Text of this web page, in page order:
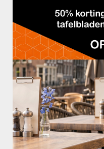
WANDBANK MARTINA €299,95